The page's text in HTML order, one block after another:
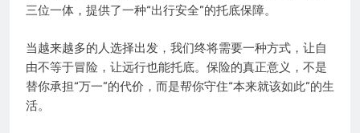
三位一体，提供了一种“出行安全”的托底保障。
当越来越多的人选择出发，我们终将需要一种方式，让自
由不等于冒险，让远行也能托底。保险的真正意义，不是
替你承担“万一”的代价，而是帮你守住“本来就该如此”的生
活。